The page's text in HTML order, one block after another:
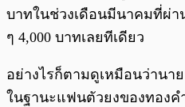
บาทในช่วงเดือนมีนาคมที่ผ่
ๆ 4,000 บาทเลยทีเดียว
อย่างไรก็ตามดูเหมือนว่านาย
ในฐานะแฟนตัวยงของทองค